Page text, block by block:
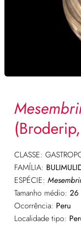
CLASSE:
FAMÍLIA:
ESPÉCIE:
Tamanho médio: 26
Ocorrência: Peru
Localidade tipo: